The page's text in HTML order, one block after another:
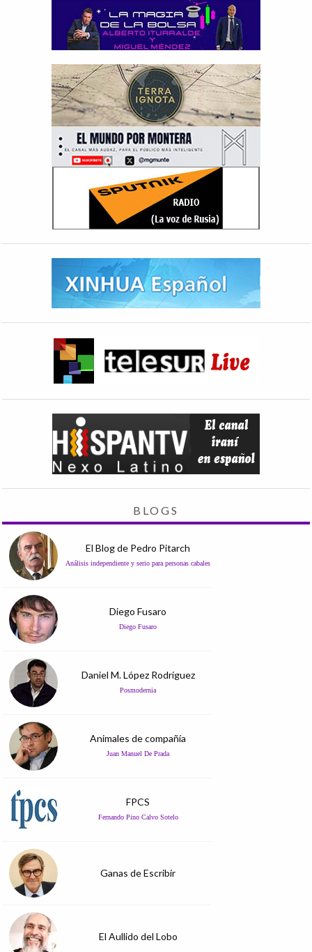
BLOGS
El Blog de Pedro Pitarch
Análisis independiente y serio para personas cabales
Diego Fusaro
Diego Fusaro
Daniel M. López Rodríguez
Posmodernia
Animales de compañía
Juan Manuel De Prada
FPCS
Fernando Pino Calvo Sotelo
Ganas de Escribir
El Aullido del Lobo